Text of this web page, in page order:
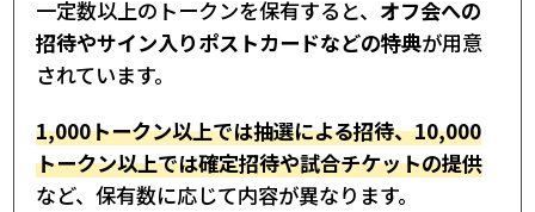
一定数以上のトークンを保有すると、 オフ会への
招待やサイン入りポストカードなどの特典が用意
されています。
1,000トークン以上では抽選による招待、10,000
トークン以上では確定招待や試合チケットの提供
など、保有数に応じて内容が異なります。